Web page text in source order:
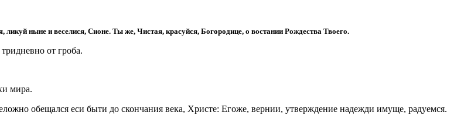
ликуй ныне и веселися, Сионе. Ты же, Чистая, красуйся, Богородице, о востании Рождества Твоего.
от гроба.
мира.
обещался еси быти до скончания века, Христе: Егоже, вернии, утверждение надежди имуще, радуемся.